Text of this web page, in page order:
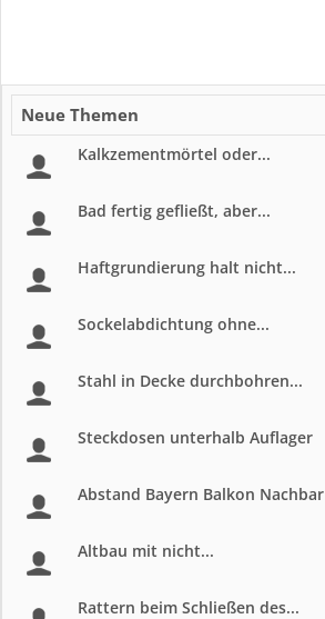
Neue Themen
Kalkzementmörtel oder...
Bad fertig gefließt, aber...
Haftgrundierung halt nicht...
Sockelabdichtung ohne...
Stahl in Decke durchbohren...
Steckdosen unterhalb Auflager
Abstand Bayern Balkon Nachbar
Altbau mit nicht...
Rattern beim Schließen des...